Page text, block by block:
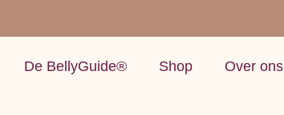
De BellyGuide® Shop Over ons